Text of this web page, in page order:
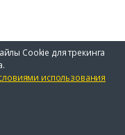
Cookie для трекинга
использования